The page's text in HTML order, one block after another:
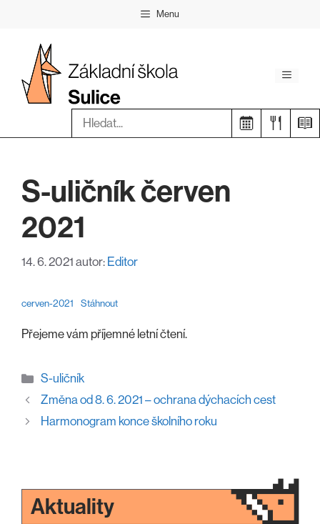
Menu
Menu
Hledat:
S-uličník červen
2021
14. 6. 2021 autor: Editor
cerven-2021 Stáhnout
Přejeme vám příjemné letní čtení.
Rubriky
S-uličník
Změna od 8. 6. 2021 – ochrana dýchacích cest
Harmonogram konce školního roku
Aktuality